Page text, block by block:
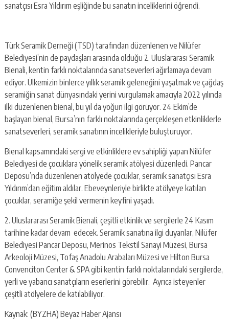
sanatçısı Esra Yıldırım eşliğinde bu sanatın inceliklerini öğrendi.
Türk Seramik Derneği (TSD) tarafından düzenlenen ve Nilüfer
Belediyesi’nin de paydaşları arasında olduğu 2. Uluslararası Seramik
Bienali, kentin farklı noktalarında sanatseverleri ağırlamaya devam
ediyor. Ülkemizin binlerce yıllık seramik geleneğini yaşatmak ve çağdaş
seramiğin sanat dünyasındaki yerini vurgulamak amacıyla 2022 yılında
ilki düzenlenen bienal, bu yıl da yoğun ilgi görüyor. 24 Ekim’de
başlayan bienal, Bursa’nın farklı noktalarında gerçekleşen etkinliklerle
sanatseverleri, seramik sanatının incelikleriyle buluşturuyor.
Bienal kapsamındaki sergi ve etkinliklere ev sahipliği yapan Nilüfer
Belediyesi de çocuklara yönelik seramik atölyesi düzenledi. Pancar
Deposu’nda düzenlenen atölyede çocuklar, seramik sanatçısı Esra
Yıldırım’dan eğitim aldılar. Ebeveynleriyle birlikte atölyeye katılan
çocuklar, seramiğe şekil vermenin keyfini yaşadı.
2. Uluslararası Seramik Bienali, çeşitli etkinlik ve sergilerle 24 Kasım
tarihine kadar devam edecek. Seramik sanatına ilgi duyanlar, Nilüfer
Belediyesi Pancar Deposu, Merinos Tekstil Sanayi Müzesi, Bursa
Arkeoloji Müzesi, Tofaş Anadolu Arabaları Müzesi ve Hilton Bursa
Convenciton Center & SPA gibi kentin farklı noktalarındaki sergilerde,
yerli ve yabancı sanatçıların eserlerini görebilir. Ayrıca isteyenler
çeşitli atölyelere de katılabiliyor.
Kaynak: (BYZHA) Beyaz Haber Ajansı